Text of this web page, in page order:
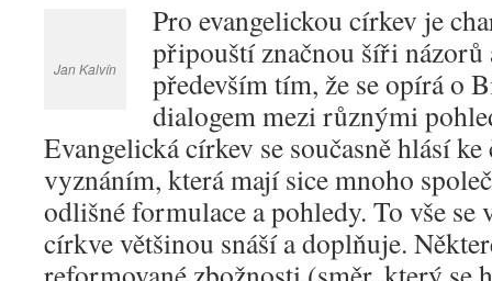
Jan Kalvín
Pro evangelickou církev je
připouští značnou šíři názorů
především tím, že se opírá o
dialogem mezi různými
Evangelická církev se současně hlásí
vyznáním, která mají sice mnoho
odlišné formulace a pohledy. To vše se
církve většinou snáší a doplňuje.